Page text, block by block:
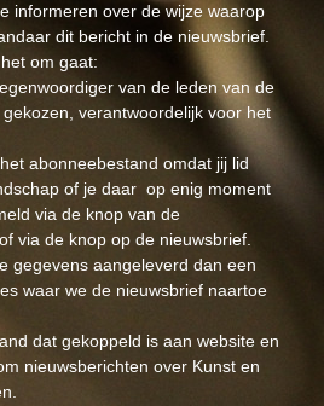
informeren over de wijze waarop
dit bericht in de nieuwsbrief.
om gaat:
van de leden van de
verantwoordelijk voor het
abonneebestand omdat jij lid
of je daar  op enig moment
via de knop van de
of via de knop op de nieuwsbrief.
gegevens aangeleverd dan een
waar we de nieuwsbrief naartoe
dat gekoppeld is aan website en
nieuwsberichten over Kunst en